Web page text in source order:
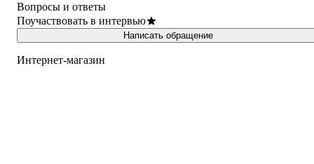
Вопросы и ответы
Поучаствовать в интервью
Написать обращение
Интернет-магазин